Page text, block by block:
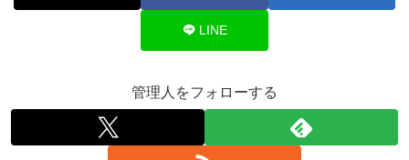
LINE
管理人をフォローする